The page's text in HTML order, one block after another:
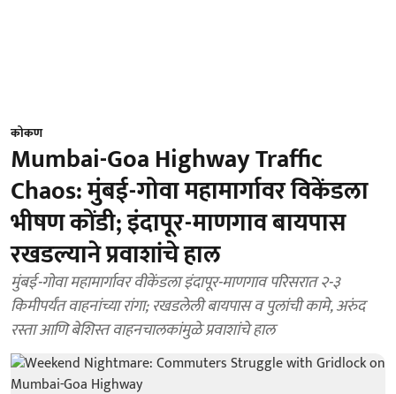
कोकण
Mumbai-Goa Highway Traffic
Chaos: मुंबई-गोवा महामार्गावर विकेंडला
भीषण कोंडी; इंदापूर-माणगाव बायपास
रखडल्याने प्रवाशांचे हाल
मुंबई-गोवा महामार्गावर वीकेंडला इंदापूर-माणगाव परिसरात २-३
किमीपर्यंत वाहनांच्या रांगा; रखडलेली बायपास व पुलांची कामे, अरुंद
रस्ता आणि बेशिस्त वाहनचालकांमुळे प्रवाशांचे हाल